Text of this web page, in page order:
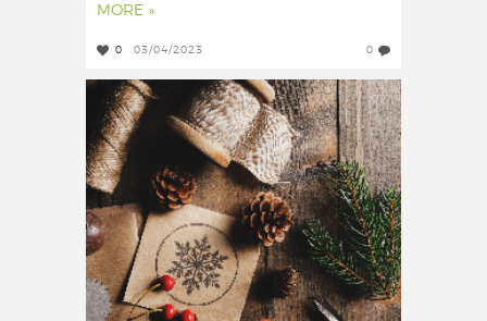
MORE »
0 03/04/2023 0